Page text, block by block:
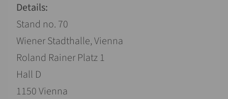
Details:
Stand no. 70
Wiener Stadthalle, Vienna
Roland Rainer Platz 1
Hall D
1150 Vienna